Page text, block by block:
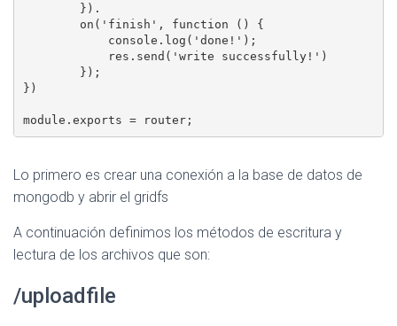
        }).
        on('finish', function () {
            console.log('done!');
            res.send('write successfully!')
        });
})
Lo primero es crear una conexión a la base de datos de
mongodb y abrir el gridfs
A continuación definimos los métodos de escritura y
lectura de los archivos que son:
/uploadfile